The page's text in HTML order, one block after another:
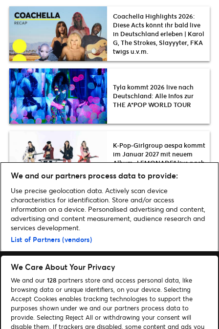
Coachella Highlights 2026:
Diese Acts könnt ihr bald live
in Deutschland erleben | Karol
G, The Strokes, Slayyyter, FKA
twigs u.v.m.
Tyla kommt 2026 live nach
Deutschland: Alle Infos zur
THE A*POP WORLD TOUR
K-Pop-Girlgroup aespa kommt
im Januar 2027 mit neuem
Album „LEMONADE“ live nach
Berlin
Musik
Breakthrough 2022: Mit IVE kommen die heißersehntesten
K-Pop-Newcomer 2022 erstmals live nach Deutschland
Suchen
Cookie-Einwilligungstool
We and our partners process data to provide:
Use precise geolocation data. Actively scan device
characteristics for identification. Store and/or access
information on a device. Personalised advertising and content,
advertising and content measurement, audience research and
services development.
List of Partners (vendors)
We Care About Your Privacy
We and our 128 partners store and access personal data, like
browsing data or unique identifiers, on your device. Selecting
Accept Cookies enables tracking technologies to support the
purposes shown under we and our partners process data to
provide. Selecting Reject All or withdrawing your consent will
disable them. If trackers are disabled, some content and ads you